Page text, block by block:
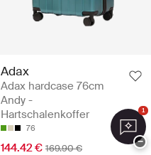
Adax
Adax hardcase 76cm
Andy -
Hartschalenkoffer
76
144.42 € 169.90 €
1
−